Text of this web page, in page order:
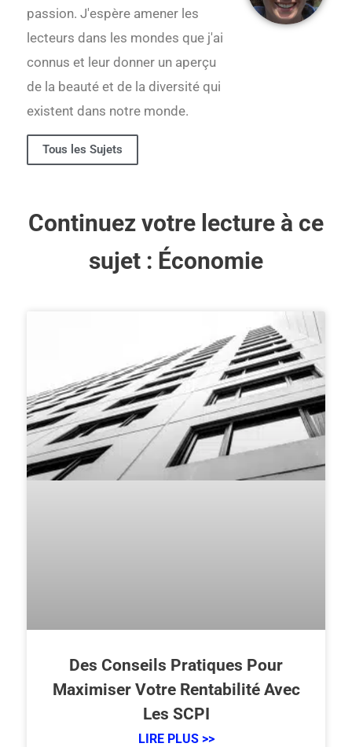
passion. J'espère amener les
lecteurs dans les mondes que j'ai
connus et leur donner un aperçu
de la beauté et de la diversité qui
existent dans notre monde.
Tous les Sujets
Continuez votre lecture à ce
sujet : Économie
Des Conseils Pratiques Pour
Maximiser Votre Rentabilité Avec
Les SCPI
LIRE PLUS >>